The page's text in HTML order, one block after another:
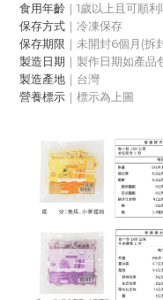
食用年齡 ｜1歲以上且可順
保存方式 ｜冷凍保存
保存期限 ｜未開封6個月(拆
製造日期 ｜製作日期如產品
製造產地 ｜台灣
營養標示 ｜ 標示為上圖